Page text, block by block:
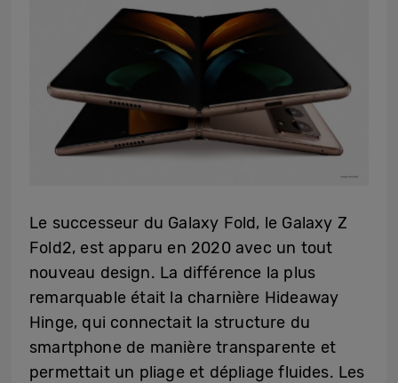
Le successeur du Galaxy Fold, le Galaxy Z
Fold2, est apparu en 2020 avec un tout
nouveau design. La différence la plus
remarquable était la charnière Hideaway
Hinge, qui connectait la structure du
smartphone de manière transparente et
permettait un pliage et dépliage fluides. Les